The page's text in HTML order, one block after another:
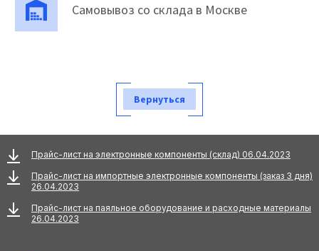
Самовывоз со склада в Москве
Вернуться
Прайс-лист на электронные компоненты (склад) 06.04.2023
Прайс-лист на импортные электронные компоненты (заказ 3 дня)
26.04.2023
Прайс-лист на паяльное оборудование и расходные материалы
26.04.2023